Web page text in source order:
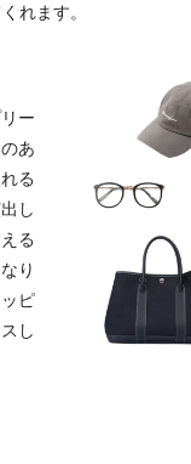
れます。
ー
あ
る
し
る
り
ピ
し